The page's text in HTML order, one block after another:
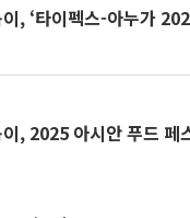
, ‘타이펙스-아누가
, 2025 아시안 푸드 페